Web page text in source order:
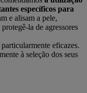
específicos para
e alisam a pele,
la de agressores
particularmente eficazes.
à seleção dos seus